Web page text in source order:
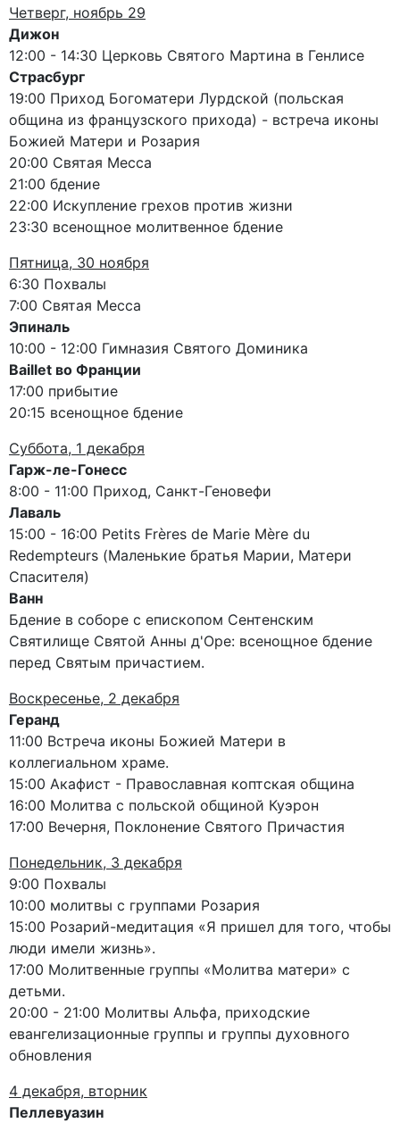
Четверг, ноябрь 29
Дижон
12:00 - 14:30 Церковь Святого Мартина в Генлисе
Страсбург
19:00 Приход Богоматери Лурдской (польская
община из французского прихода) - встреча иконы
Божией Матери и Розария
20:00 Святая Месса
21:00 бдение
22:00 Искупление грехов против жизни
23:30 всенощное молитвенное бдение
Пятница, 30 ноября
6:30 Похвалы
7:00 Святая Месса
Эпиналь
10:00 - 12:00 Гимназия Святого Доминика
Baillet во Франции
17:00 прибытие
20:15 всенощное бдение
Суббота, 1 декабря
Гарж-ле-Гонесс
8:00 - 11:00 Приход, Санкт-Геновефи
Лаваль
15:00 - 16:00 Petits Frères de Marie Mère du
Redempteurs (Маленькие братья Марии, Матери
Спасителя)
Ванн
Бдение в соборе с епископом Сентенским
Святилище Святой Анны д'Оре: всенощное бдение
перед Святым причастием.
Воскресенье, 2 декабря
Геранд
11:00 Встреча иконы Божией Матери в
коллегиальном храме.
15:00 Акафист - Православная коптская община
16:00 Молитва с польской общиной Куэрон
17:00 Вечерня, Поклонение Святого Причастия
Понедельник, 3 декабря
9:00 Похвалы
10:00 молитвы с группами Розария
15:00 Розарий-медитация «Я пришел для того, чтобы
люди имели жизнь».
17:00 Молитвенные группы «Молитва матери» с
детьми.
20:00 - 21:00 Молитвы Альфа, приходские
евангелизационные группы и группы духовного
обновления
4 декабря, вторник
Пеллевуазин